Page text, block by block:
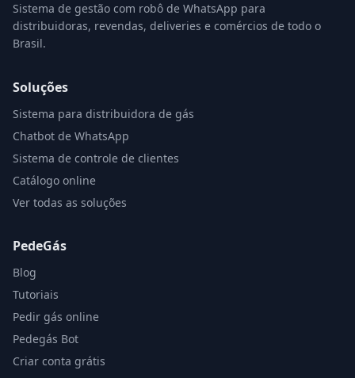
Sistema de gestão com robô de WhatsApp para
distribuidoras, revendas, deliveries e comércios de todo o
Brasil.
Soluções
Sistema para distribuidora de gás
Chatbot de WhatsApp
Sistema de controle de clientes
Catálogo online
Ver todas as soluções
PedeGás
Blog
Tutoriais
Pedir gás online
Pedegás Bot
Criar conta grátis